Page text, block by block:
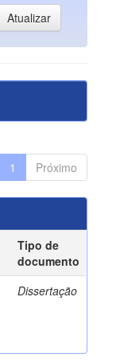
1 Próximo
Tipo de
documento
Dissertação